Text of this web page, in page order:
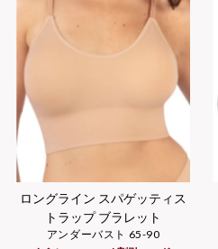
ロングライン スパゲッティス
トラップ ブラレット
アンダーバスト 65-90